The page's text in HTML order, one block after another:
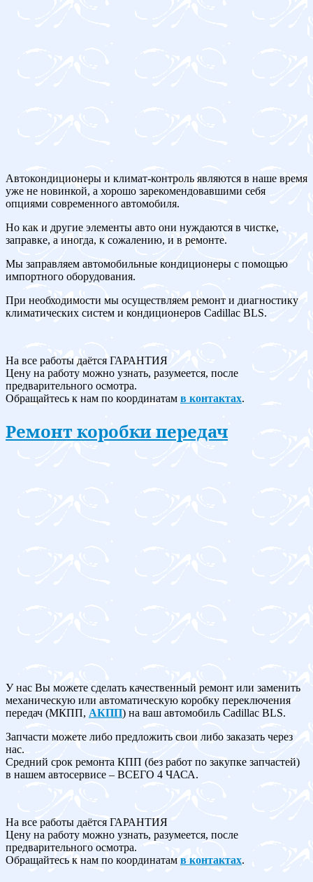
Автокондиционеры и климат-контроль являются в наше время
уже не новинкой, а хорошо зарекомендовавшими себя
опциями современного автомобиля.
Но как и другие элементы авто они нуждаются в чистке,
заправке, а иногда, к сожалению, и в ремонте.
Мы заправляем автомобильные кондиционеры с помощью
импортного оборудования.
При необходимости мы осуществляем ремонт и диагностику
климатических систем и кондиционеров Cadillac BLS.
На все работы даётся ГАРАНТИЯ
Цену на работу можно узнать, разумеется, после
предварительного осмотра.
Обращайтесь к нам по координатам в контактах.
Ремонт коробки передач
У нас Вы можете сделать качественный ремонт или заменить
механическую или автоматическую коробку переключения
передач (МКПП, АКПП) на ваш автомобиль Cadillac BLS.
Запчасти можете либо предложить свои либо заказать через
нас.
Средний срок ремонта КПП (без работ по закупке запчастей)
в нашем автосервисе – ВСЕГО 4 ЧАСА.
На все работы даётся ГАРАНТИЯ
Цену на работу можно узнать, разумеется, после
предварительного осмотра.
Обращайтесь к нам по координатам в контактах.